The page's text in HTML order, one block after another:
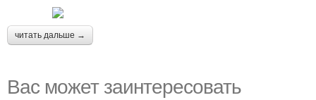
читать дальше →
Вас может заинтересовать